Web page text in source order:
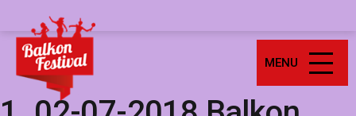
naar
inhoud
Balkonfestival
MENU